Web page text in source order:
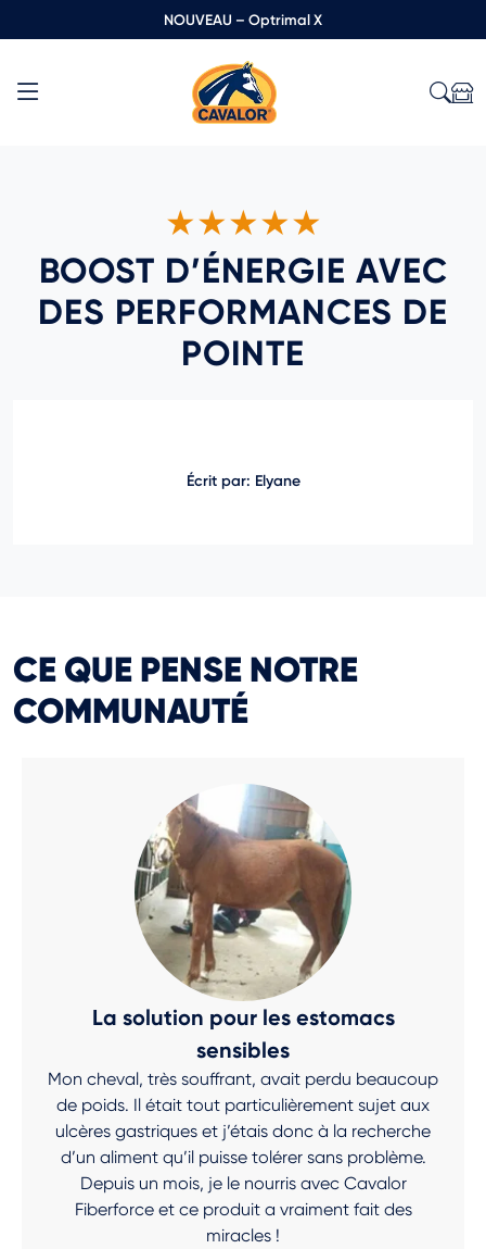
NOUVEAU – Optrimal X
★★★★★
BOOST D’ÉNERGIE AVEC
DES PERFORMANCES DE
POINTE
Écrit par: Elyane
CE QUE PENSE NOTRE
COMMUNAUTÉ
La solution pour les estomacs
sensibles
Mon cheval, très souffrant, avait perdu beaucoup
de poids. Il était tout particulièrement sujet aux
ulcères gastriques et j’étais donc à la recherche
d’un aliment qu’il puisse tolérer sans problème.
Depuis un mois, je le nourris avec Cavalor
Fiberforce et ce produit a vraiment fait des
miracles !